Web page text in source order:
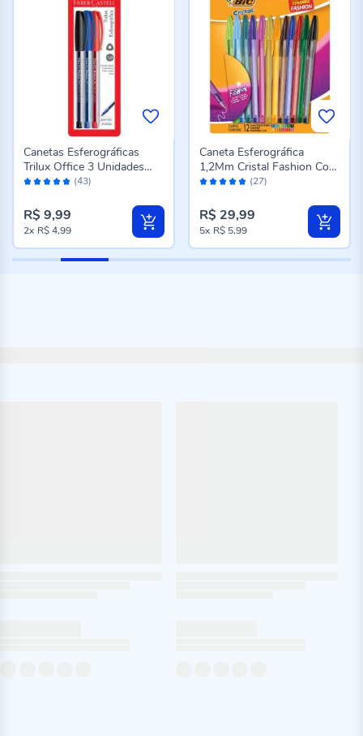
Avaliação: (43)
Canetas Esferográficas
Trilux Office 3 Unidades
Faber-Castell - SM/032
R$ 9,99
2x R$ 4,99
Avaliação: (27)
Caneta Esferográfica
1,2Mm Cristal Fashion Com
12 Peças Bic - 970910
R$ 29,99
5x R$ 5,99